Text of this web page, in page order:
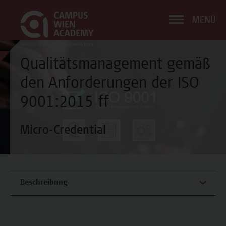
MENÜ
Qualitätsmanagement gemäß
den Anforderungen der ISO
9001:2015 ff
Micro-Credential
Beschreibung